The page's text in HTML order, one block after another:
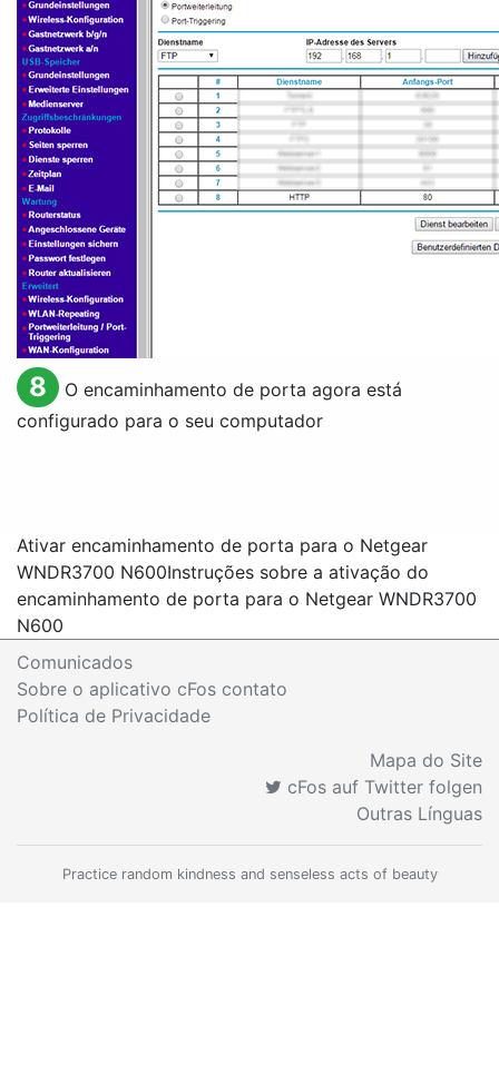
8
O encaminhamento de porta agora está
configurado para o seu computador
Ativar encaminhamento de porta para o Netgear
WNDR3700 N600Instruções sobre a ativação do
encaminhamento de porta para o Netgear WNDR3700
N600
Comunicados
Sobre o aplicativo cFos contato
Política de Privacidade
Mapa do Site
cFos auf Twitter folgen
Outras Línguas
Practice random kindness and senseless acts of beauty